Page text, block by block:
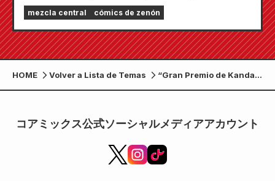
de julio. Está repleta de funciones para
mantenerte entretenido, incluyendo "Elige tu
primer capítulo gratis" y "Actualizaciones
diarias".
mezcla central cómics de zenón
HOME Volver a Lista de Temas
“Gran Premio de Kanda
Curry 2023” x “Puño de
コアミックス公式ソーシャルメディアアカウント